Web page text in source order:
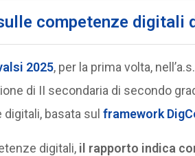
competenze digitali
2025, per la prima volta,
di II secondaria di secondo
basata sul framework
digitali, il rapporto indica